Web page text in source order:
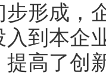
形成，
到本企
高了创